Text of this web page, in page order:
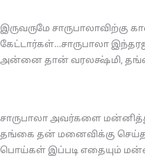
இருவருமே சாருபாலாவிற்கு
கேட்டார்கள்…சாருபாலா
அன்னை தான் வரலக்ஷ்மி,
சாருபாலா அவர்களை
தங்கை தன் மனைவிக்கு
பொய்கள் இப்படி எதையும்